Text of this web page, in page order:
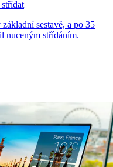
sestavě, a po 35
nuceným střídáním.